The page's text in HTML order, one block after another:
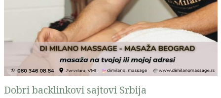
Dobri backlinkovi sajtovi Srbija